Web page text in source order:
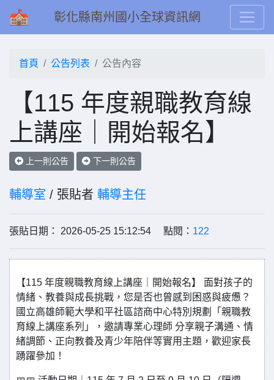
彰化縣南州國小全球資訊網
首頁 公告列表 公告內容
【115 年度親職教育線
上講座｜開始報名】
上一則公告 下一則公告
輔導室 / 張貼者 輔導主任
張貼日期： 2026-05-25 15:12:54 點閱： 122
【115 年度親職教育線上講座｜開始報名】 面對孩子的
情緒、教養與成長挑戰，您是否也曾感到困惑與疲憊？
國立高雄師範大學和平社區諮商中心特別規劃「親職教
育線上講座系列」，邀請專業心理師 分享親子溝通、情
緒調節、正向教養及青少年陪伴等實用主題，歡迎家長
踴躍參加！